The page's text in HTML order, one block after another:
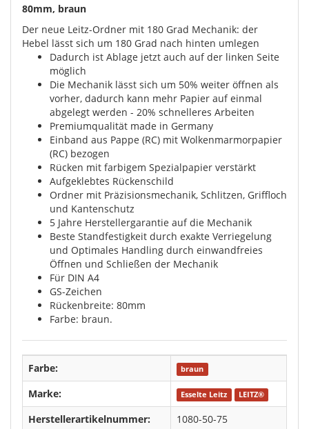
80mm, braun
Der neue Leitz-Ordner mit 180 Grad Mechanik: der
Hebel lässt sich um 180 Grad nach hinten umlegen
Dadurch ist Ablage jetzt auch auf der linken Seite
möglich
Die Mechanik lässt sich um 50% weiter öffnen als
vorher, dadurch kann mehr Papier auf einmal
abgelegt werden - 20% schnelleres Arbeiten
Premiumqualität made in Germany
Einband aus Pappe (RC) mit Wolkenmarmorpapier
(RC) bezogen
Rücken mit farbigem Spezialpapier verstärkt
Aufgeklebtes Rückenschild
Ordner mit Präzisionsmechanik, Schlitzen, Griffloch
und Kantenschutz
5 Jahre Herstellergarantie auf die Mechanik
Beste Standfestigkeit durch exakte Verriegelung
und Optimales Handling durch einwandfreies
Öffnen und Schließen der Mechanik
Für DIN A4
GS-Zeichen
Rückenbreite: 80mm
Farbe: braun.
Farbe: braun
Marke: Esselte Leitz LEITZ®
Herstellerartikelnummer: 1080-50-75